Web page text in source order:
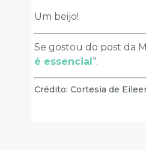
Um beijo!
Se gostou do post da
é essencial“.
Crédito: Cortesia de